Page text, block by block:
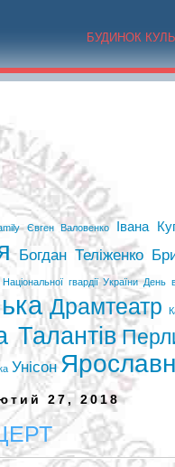
БУДИНОК
Євген Валовенко Івана
Богдан Теліженко
гвардії України День
Драмтеатр
Талантів
Унісон
27, 2018